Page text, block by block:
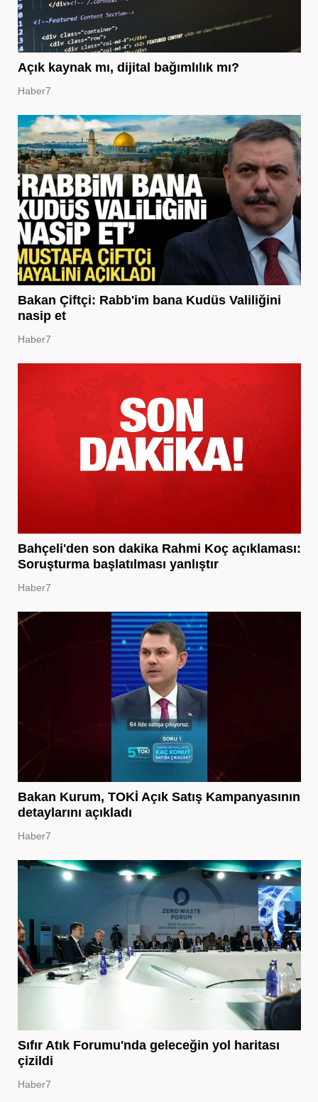
Açık kaynak mı, dijital bağımlılık mı?
Haber7
Bakan Çiftçi: Rabb'im bana Kudüs Valiliğini
nasip et
Haber7
Bahçeli'den son dakika Rahmi Koç açıklaması:
Soruşturma başlatılması yanlıştır
Haber7
Bakan Kurum, TOKİ Açık Satış Kampanyasının
detaylarını açıkladı
Haber7
Sıfır Atık Forumu'nda geleceğin yol haritası
çizildi
Haber7